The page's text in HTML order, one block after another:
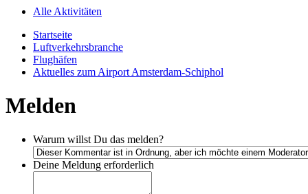
Alle Aktivitäten
Startseite
Luftverkehrsbranche
Flughäfen
Aktuelles zum Airport Amsterdam-Schiphol
Melden
Warum willst Du das melden?
Deine Meldung erforderlich